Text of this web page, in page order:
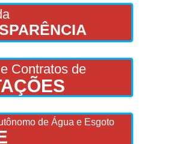
Contratos de
de Água e Esgoto